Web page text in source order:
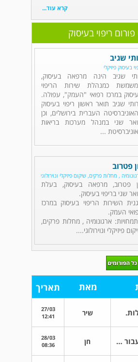
קרא עוד...
ריפוי בעיסוק
שגיב
בעיסוק פיזיקלי
שגיב הינה מרפאה בעיסוק,
כמנהלת שירות הריפוי
במרכז רפואי "העמק", עפולה.
שגיב תואר ראשון ריפוי בעיסוק
העברית בירושלים, וכן
שני במנהל מערכות בריאות
...
פטרוב
, מחלות פרקים, שיקום פיזיקלי ונוירולוגי
פטרוב, מרפאה בעיסוק, בעלת
שני בריפוי בעיסוק.
השירות הריפוי בעיסוק במרכז
העמק.
ארגונומיה , מחלות פרקים,
פיזיקלי ונוירולוגי....
מאת תאריך
שיר
27/03
12:41
תשובה עבור שיר חן
28/03
08:36